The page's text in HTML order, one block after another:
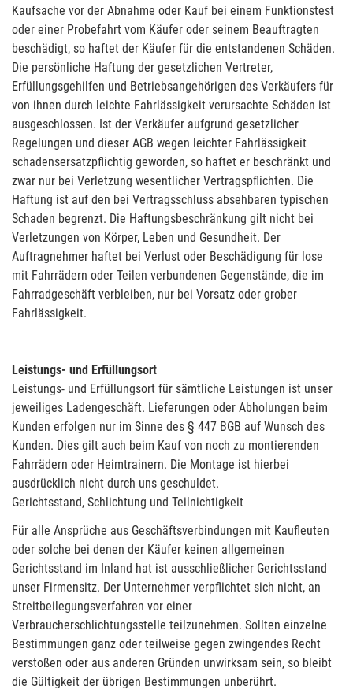
Kaufsache vor der Abnahme oder Kauf bei einem Funktionstest
oder einer Probefahrt vom Käufer oder seinem Beauftragten
beschädigt, so haftet der Käufer für die entstandenen Schäden.
Die persönliche Haftung der gesetzlichen Vertreter,
Erfüllungsgehilfen und Betriebsangehörigen des Verkäufers für
von ihnen durch leichte Fahrlässigkeit verursachte Schäden ist
ausgeschlossen. Ist der Verkäufer aufgrund gesetzlicher
Regelungen und dieser AGB wegen leichter Fahrlässigkeit
schadensersatzpflichtig geworden, so haftet er beschränkt und
zwar nur bei Verletzung wesentlicher Vertragspflichten. Die
Haftung ist auf den bei Vertragsschluss absehbaren typischen
Schaden begrenzt. Die Haftungsbeschränkung gilt nicht bei
Verletzungen von Körper, Leben und Gesundheit. Der
Auftragnehmer haftet bei Verlust oder Beschädigung für lose
mit Fahrrädern oder Teilen verbundenen Gegenstände, die im
Fahrradgeschäft verbleiben, nur bei Vorsatz oder grober
Fahrlässigkeit.
Leistungs- und Erfüllungsort
Leistungs- und Erfüllungsort für sämtliche Leistungen ist unser
jeweiliges Ladengeschäft. Lieferungen oder Abholungen beim
Kunden erfolgen nur im Sinne des § 447 BGB auf Wunsch des
Kunden. Dies gilt auch beim Kauf von noch zu montierenden
Fahrrädern oder Heimtrainern. Die Montage ist hierbei
ausdrücklich nicht durch uns geschuldet.
Gerichtsstand, Schlichtung und Teilnichtigkeit
Für alle Ansprüche aus Geschäftsverbindungen mit Kaufleuten
oder solche bei denen der Käufer keinen allgemeinen
Gerichtsstand im Inland hat ist ausschließlicher Gerichtsstand
unser Firmensitz. Der Unternehmer verpflichtet sich nicht, an
Streitbeilegungsverfahren vor einer
Verbraucherschlichtungsstelle teilzunehmen. Sollten einzelne
Bestimmungen ganz oder teilweise gegen zwingendes Recht
verstoßen oder aus anderen Gründen unwirksam sein, so bleibt
die Gültigkeit der übrigen Bestimmungen unberührt.